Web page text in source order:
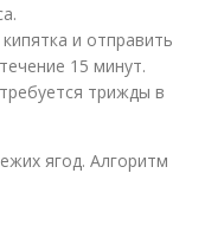
и отправить
15 минут.
трижды в
ягод. Алгоритм